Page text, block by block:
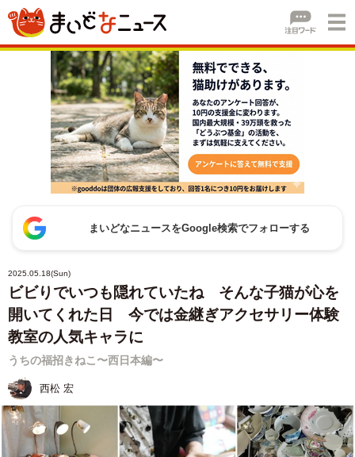
まいどなニュースをGoogle検索でフォローする
2025.05.18(Sun)
ビビりでいつも隠れていたね そんな子猫が心を
開いてくれた日 今では金継ぎアクセサリー体験
教室の人気キャラに
うちの福招きねこ〜西日本編〜
西松 宏